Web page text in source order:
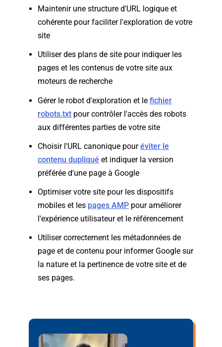
Maintenir une structure d'URL logique et
cohérente pour faciliter l'exploration de votre
site
Utiliser des plans de site pour indiquer les
pages et les contenus de votre site aux
moteurs de recherche
Gérer le robot d'exploration et le fichier
robots.txtpour contrôler l'accès des robots
aux différentes parties de votre site
Choisir l'URL canonique pouréviter le
contenu dupliqué et indiquer la version
préférée d'une page à Google
Optimiser votre site pour les dispositifs
mobiles et les pages AMPpour améliorer
l'expérience utilisateur et le référencement
Utiliser correctement les métadonnées de
page et de contenu pour informer Google sur
la nature et la pertinence de votre site et de
ses pages.